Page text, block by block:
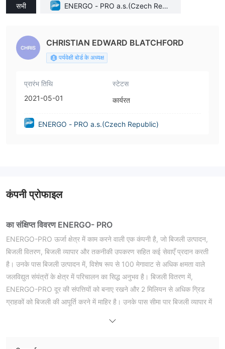
सभी
ENERGO - PRO a.s.(Czech Repu
CHRISTIAN EDWARD BLATCHFORD
पर्यवेक्षी बोर्ड के अध्यक्ष
प्रारंभ तिथि
2021-05-01
स्टेटस
कार्यरत
ENERGO - PRO a.s.(Czech Republic)
कंपनी प्रोफाइल
का संक्षिप्त विवरण ENERGO- PRO
ENERGO-PRO ऊर्जा क्षेत्र में काम करने वाली एक कंपनी है, जो बिजली उत्पादन,
बिजली वितरण, बिजली व्यापार और तकनीकी उपकरण सहित कई सेवाएँ प्रदान करती
है। उनके पास बिजली उत्पादन में, विशेष रूप से 100 मेगावाट से अधिक क्षमता वाले
जलविद्युत संयंत्रों के क्षेत्र में परिचालन का सिद्ध अनुभव है। बिजली वितरण में,
ENERGO-PRO दूर की संपत्तियों को बनाए रखने और 2 मिलियन से अधिक ग्रिड
ग्राहकों को बिजली की आपूर्ति करने में माहिर है। उनके पास सीमा पार बिजली व्यापार में